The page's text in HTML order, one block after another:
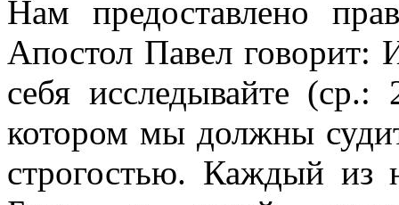
Нам предоставлено
Апостол Павел говорит:
себя исследывайте
котором мы должны
строгостью. Каждый из